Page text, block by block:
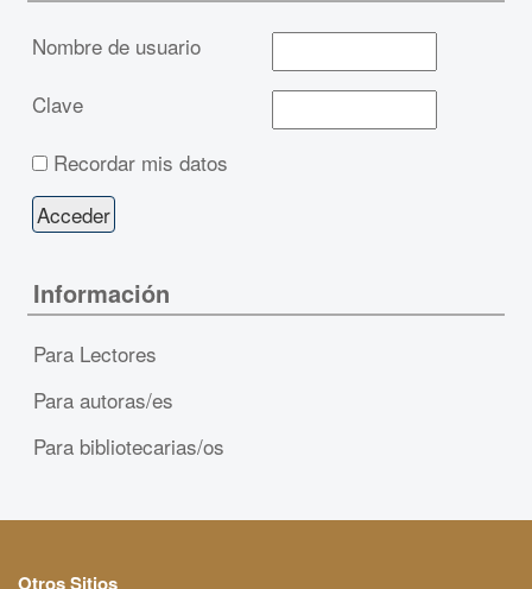
Nombre de usuario
Clave
Recordar mis datos
Información
Para Lectores
Para autoras/es
Para bibliotecarias/os
Otros Sitios